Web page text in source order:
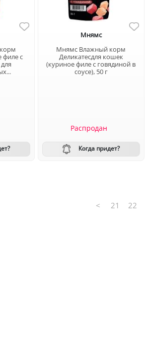
филе с
Мнямс
Мнямс Влажный корм
Деликатесдля кошек
(куриное филе с говядиной в
соусе), 50 г
Распродан
Когда придет?
< 21 22